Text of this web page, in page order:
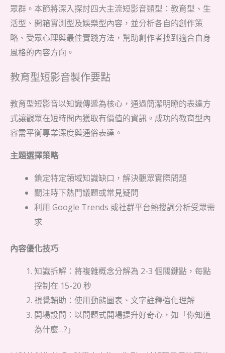
眾群。本節將深入探討四大主流短影音類型：教育型、生
活型、開箱實測型及娛樂型內容，並分析各自的創作策
略、受眾心理與最佳實踐方法，幫助創作者找到適合自身
風格的內容方向。
教育型短影音製作要點
教育型短影音以知識傳遞為核心，通過簡潔明瞭的表達方
式讓觀眾在短時間內獲取有價值的資訊。成功的教育型內
容需平衡專業深度與通俗表達。
主題選擇策略:
鎖定特定領域知識缺口，解決觀眾實際問題
關注時下熱門議題或常見疑問
利用 Google Trends 或社群平台熱搜詞分析受眾需
求
內容優化技巧:
知識拆解：將複雜概念分解為 2-3 個關鍵點，每點
控制在 15-20 秒
視覺輔助：使用動態圖表、文字註釋強化理解
開場設問：以問題式開場提升好奇心，如「你知道
為什麼…?」